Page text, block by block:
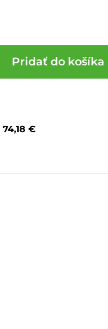
Pridať do košíka
74,18 €